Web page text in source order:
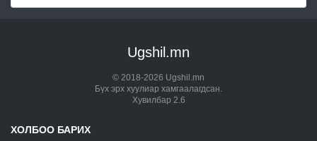
Ugshil.mn
© 2018-2026 Ugshil.mn
Бүх эрх хуулиар хамгаалагдсан.
Хувилбар 2.6
ХОЛБОО БАРИХ